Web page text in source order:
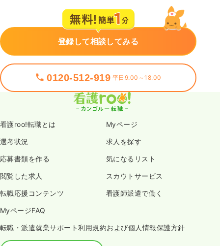
登録して相談してみる
0120-512-919 平日9:00～18:00
看護roo!転職とは Myページ
選考状況 求人を探す
応募書類を作る 気になるリスト
閲覧した求人 スカウトサービス
転職応援コンテンツ 看護師派遣で働く
MyページFAQ
転職・派遣就業サポート利用規約および個人情報保護方針